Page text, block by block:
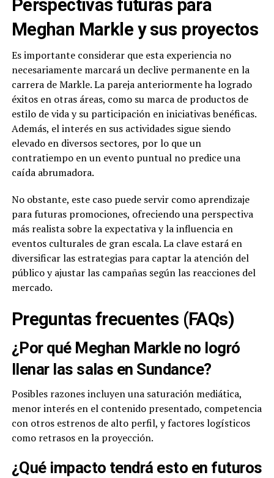
Perspectivas futuras para
Meghan Markle y sus proyectos
Es importante considerar que esta experiencia no
necesariamente marcará un declive permanente en la
carrera de Markle. La pareja anteriormente ha logrado
éxitos en otras áreas, como su marca de productos de
estilo de vida y su participación en iniciativas benéficas.
Además, el interés en sus actividades sigue siendo
elevado en diversos sectores, por lo que un
contratiempo en un evento puntual no predice una
caída abrumadora.
No obstante, este caso puede servir como aprendizaje
para futuras promociones, ofreciendo una perspectiva
más realista sobre la expectativa y la influencia en
eventos culturales de gran escala. La clave estará en
diversificar las estrategias para captar la atención del
público y ajustar las campañas según las reacciones del
mercado.
Preguntas frecuentes (FAQs)
¿Por qué Meghan Markle no logró
llenar las salas en Sundance?
Posibles razones incluyen una saturación mediática,
menor interés en el contenido presentado, competencia
con otros estrenos de alto perfil, y factores logísticos
como retrasos en la proyección.
¿Qué impacto tendrá esto en futuros